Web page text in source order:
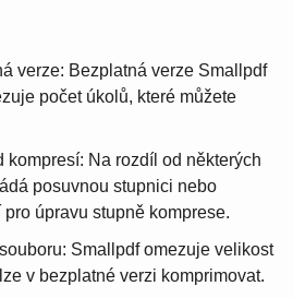
verze: Bezplatná verze Smallpdf
počet úkolů, které můžete
kompresí: Na rozdíl od některých
posuvnou stupnici nebo
úpravu stupně komprese.
Smallpdf omezuje velikost
v bezplatné verzi komprimovat.